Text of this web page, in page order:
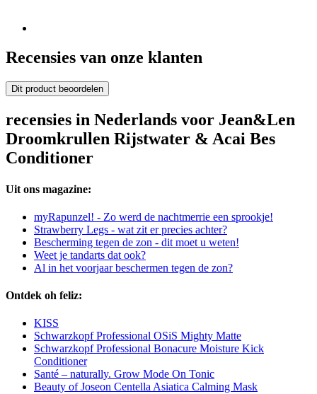
Recensies van onze klanten
Dit product beoordelen
recensies in Nederlands voor Jean&Len
Droomkrullen Rijstwater & Acai Bes
Conditioner
Uit ons magazine:
myRapunzel! - Zo werd de nachtmerrie een sprookje!
Strawberry Legs - wat zit er precies achter?
Bescherming tegen de zon - dit moet u weten!
Weet je tandarts dat ook?
Al in het voorjaar beschermen tegen de zon?
Ontdek oh feliz:
KISS
Schwarzkopf Professional OSiS Mighty Matte
Schwarzkopf Professional Bonacure Moisture Kick
Conditioner
Santé – naturally. Grow Mode On Tonic
Beauty of Joseon Centella Asiatica Calming Mask